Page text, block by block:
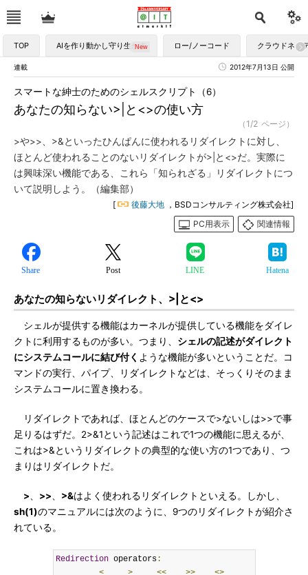
TOP AIを作り動かし守り生かす ロー/ノーコード クラウドネイ
連載 2012年7月13日 公開
あなたの知らない>|と<>の使い方
スマートな紳士のためのシェルスクリプト（6）
（1/2 ページ）
>や>>、>&といったひんぱんに使われるリダイレクトに対し、
ほとんど使われることのないリダイレクトが>|と<>だ。実際に
は興味深い機能である、これら「知られざる」リダイレクトにつ
いて説明しよう。（編集部）
[ 後藤大地 ，BSDコンサルティング株式会社]
PC用表示
関連情報
Share Post LINE Hatena
あなたの知らないリダイレクト、>|と<>
シェルが提供する機能はカーネルが提供している機能をダイレ
クトに利用するものが多い。つまり、 シェルの記述がダイレクト
にシステムコールに結び付く ような機能が多いということだ。コ
マンドの実行、パイプ、リダイレクトなどは、そっくりそのまま
システムコールに置き換わる。
リダイレクトであれば、ほとんどのケースで>ないしは>>で事
足りるはずだ。2>&1という記述はこれで1つの機能に思えるが、
これは>&というリダイレクトの典型的な使い方の1つであり、つ
まりはリダイレクトだ。
> >> >&はよく使われるリダイレクトといえる。しかし、
sh(1)のマニュアルには次のように、9つのリダイレクトが紹介さ
れている。
Redirection operators:
<
> << >>
<>